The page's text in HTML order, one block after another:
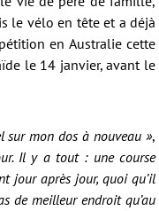
le vélo en tête et a déjà
en Australie cette
le 14 janvier, avant le
sur mon dos à nouveau »,
Il y a tout : une course
jour après jour, quoi qu’il
de meilleur endroit qu’au